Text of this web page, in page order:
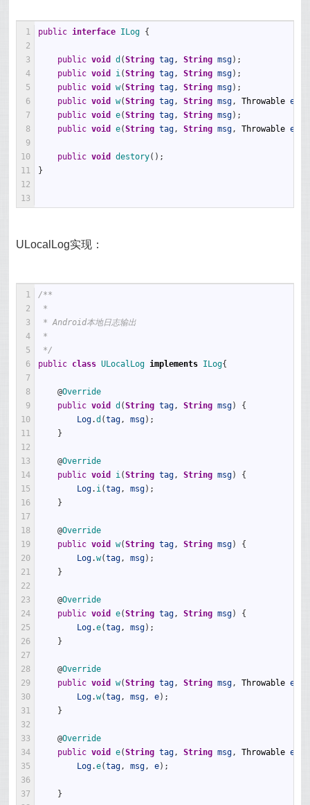
1
2
3
4
5
6
7
8
9
10
11
12
13
public interface ILog {
public void d (String tag, String msg) ;
public void i(String tag, String msg) ;
public void w(String tag, String msg) ;
public void w(String tag, String msg, Throwable e
public void e(String tag, String msg) ;
public void e(String tag, String msg, Throwable e
public void destory( ) ;
}
ULocalLog实现：
1
2
3
4
5
6
7
8
9
10
11
12
13
14
15
16
17
18
19
20
21
22
23
24
25
26
27
28
29
30
31
32
33
34
35
36
37
/**
*
* Android本地日志输出
*
*/
public class ULocalLog implements ILog{
@Override
public void d (String tag, String msg)
{
Log.d (tag, msg) ;
}
@Override
public void i(String tag, String msg)
{
Log. i(tag, msg) ;
}
@Override
public void w(String tag, String msg)
{
Log.w(tag, msg) ;
}
@Override
public void e(String tag, String msg)
{
Log.e(tag, msg) ;
}
@Override
public void w(String tag, String msg, Throwable e
Log.w(tag, msg, e) ;
}
@Override
public void e(String tag, String msg, Throwable e
Log.e(tag, msg, e) ;
}